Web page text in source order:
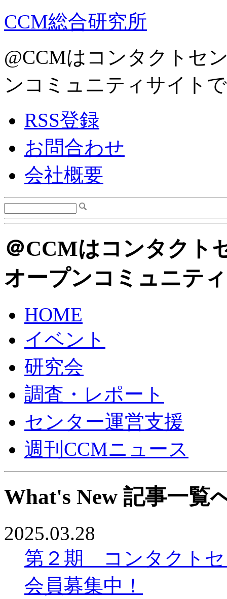
CCM総合研究所
@CCMはコンタクトセ
ンコミュニティサイト
RSS登録
お問合わせ
会社概要
＠CCMはコンタクト
オープンコミュニテ
HOME
イベント
研究会
調査・レポート
センター運営支援
週刊CCMニュース
What's New 記事一覧
2025.03.28
第２期 コンタクト
会員募集中！